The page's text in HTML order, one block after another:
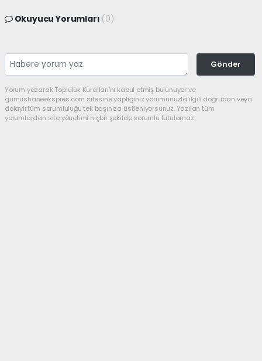
Okuyucu Yorumları (0)
Gönder
Yorum yazarak Topluluk Kuralları’nı kabul etmiş bulunuyor ve
gumushaneekspres.com sitesine yaptığınız yorumunuzla ilgili doğrudan veya
dolaylı tüm sorumluluğu tek başınıza üstleniyorsunuz. Yazılan tüm
yorumlardan site yönetimi hiçbir şekilde sorumlu tutulamaz.